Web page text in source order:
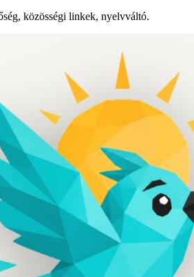
közösségi linkek, nyelvváltó.